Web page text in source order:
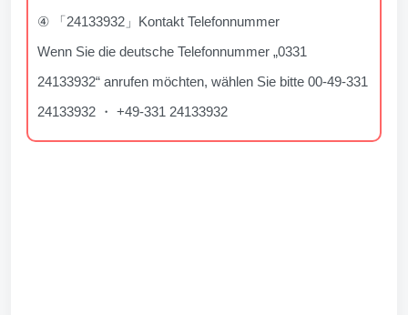
④ 「24133932」Kontakt Telefonnummer
Wenn Sie die deutsche Telefonnummer „0331
24133932“ anrufen möchten, wählen Sie bitte 00-49-331
24133932 ・ +49-331 24133932